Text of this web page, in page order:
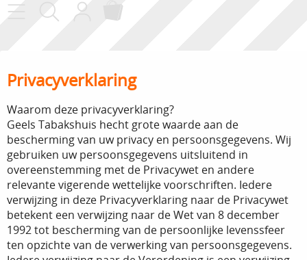
Contact
Privacyverklaring
Waarom deze privacyverklaring?
Geels Tabakshuis hecht grote waarde aan de
bescherming van uw privacy en persoonsgegevens. Wij
gebruiken uw persoonsgegevens uitsluitend in
overeenstemming met de Privacywet en andere
relevante vigerende wettelijke voorschriften. Iedere
verwijzing in deze Privacyverklaring naar de Privacywet
betekent een verwijzing naar de Wet van 8 december
1992 tot bescherming van de persoonlijke levenssfeer
ten opzichte van de verwerking van persoonsgegevens.